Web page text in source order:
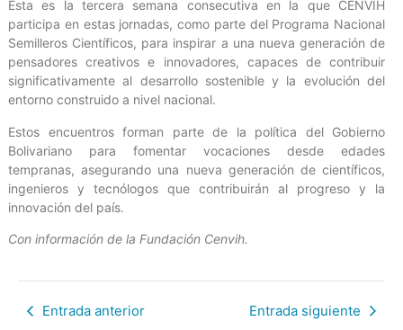
Esta es la tercera semana consecutiva en la que CENVIH
participa en estas jornadas, como parte del Programa Nacional
Semilleros Científicos, para inspirar a una nueva generación de
pensadores creativos e innovadores, capaces de contribuir
significativamente al desarrollo sostenible y la evolución del
entorno construido a nivel nacional.
Estos encuentros forman parte de la política del Gobierno
Bolivariano para fomentar vocaciones desde edades
tempranas, asegurando una nueva generación de científicos,
ingenieros y tecnólogos que contribuirán al progreso y la
innovación del país.
Con información de la Fundación Cenvih.
Entrada anterior Entrada siguiente